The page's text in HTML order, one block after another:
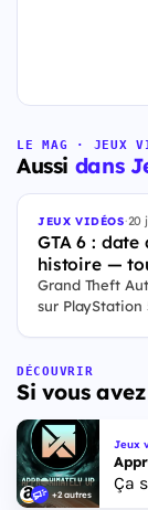
LE MAG · JEUX
Aussi dans
JEUX VIDÉOS·20
GTA 6 :
histoire —
Grand Theft
sur PlayStation
Floride, et sa
pour la
première
DÉCOUVRIR
Si vous
+2 autres
Jeux
Ça